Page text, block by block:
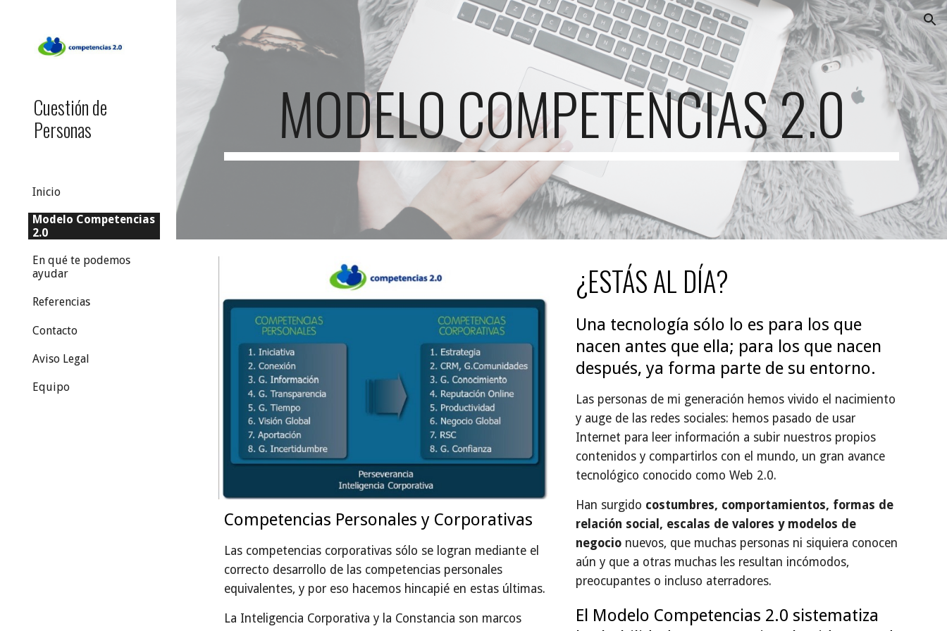
Skip to main content Skip to navigation
Cuestión de
Personas
Inicio
Modelo Competencias
2.0
En qué te podemos
ayudar
Referencias
Contacto
Aviso Legal
Equipo
MODELO COMPETENCIAS 2.0
Competencias Personales y Corporativas
Las competencias corporativas sólo se logran mediante el
correcto desarrollo de las competencias personales
equivalentes, y por eso hacemos hincapié en estas últimas.
La Inteligencia Corporativa y la Constancia son marcos
¿ESTÁS AL DÍA?
Una tecnología sólo lo es para los que
nacen antes que ella; para los que nacen
después, ya forma parte de su entorno.
Las personas de mi generación hemos vivido el nacimiento
y auge de las redes sociales: hemos pasado de usar
Internet para leer información a subir nuestros propios
contenidos y compartirlos con el mundo, un gran avance
tecnológico conocido como Web 2.0.
Han surgido costumbres, comportamientos, formas de
relación social, escalas de valores y modelos de
negocio nuevos, que muchas personas ni siquiera conocen
aún y que a otras muchas les resultan incómodos,
preocupantes o incluso aterradores.
El Modelo Competencias 2.0 sistematiza